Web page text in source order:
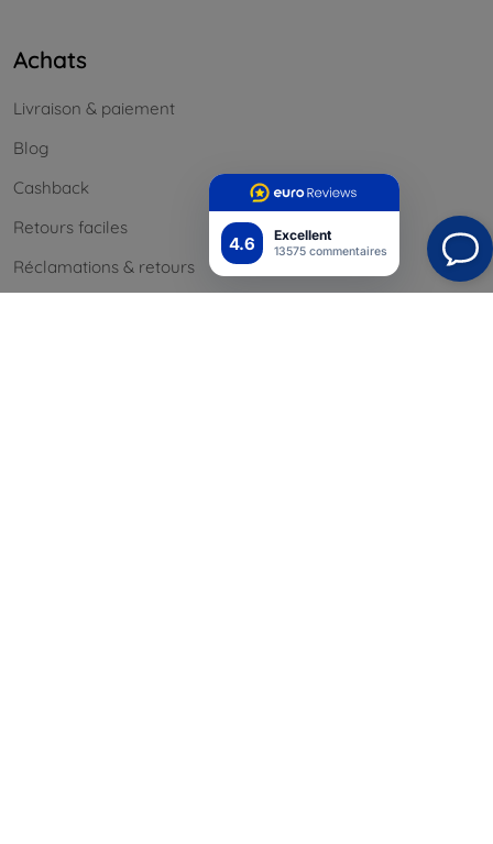
4.6 Excellent
13575 commentaires
Achats
Livraison & paiement
Blog
Cashback
Retours faciles
Réclamations & retours